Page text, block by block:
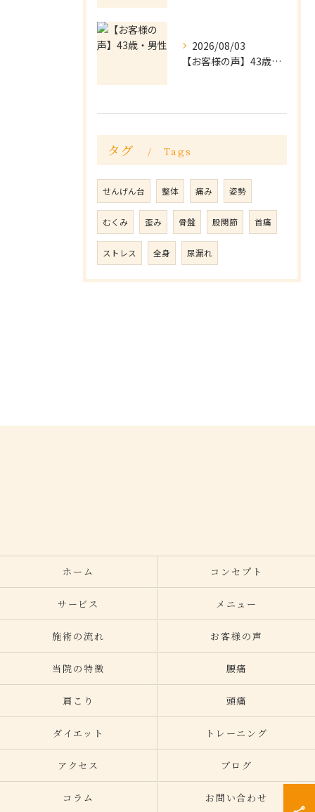
2026/08/03
【お客様の声】43歳・男性
タグ Tags
せんげん台 整体 痛み 姿勢
むくみ 歪み 骨盤 股関節 首痛
ストレス 全身 尿漏れ
ホーム コンセプト
サービス メニュー
施術の流れ お客様の声
当院の特徴 腰痛
肩こり 頭痛
ダイエット トレーニング
アクセス ブログ
コラム お問い合わせ